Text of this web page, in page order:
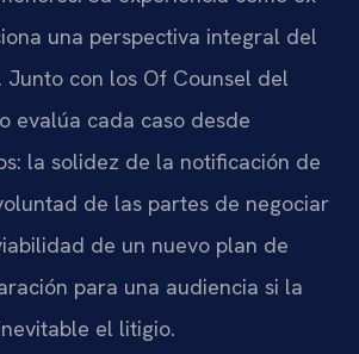
una perspectiva integral del
Junto con los Of Counsel del
evalúa cada caso desde
la solidez de la notificación de
de las partes de negociar
de un nuevo plan de
para una audiencia si la
el litigio.